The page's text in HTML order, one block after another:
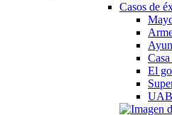
Casos de
El
UAB